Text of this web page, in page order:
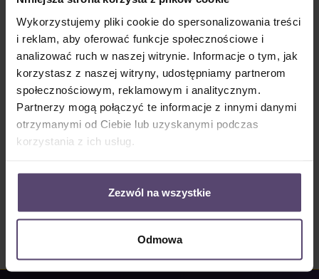
Wykorzystujemy pliki cookie do spersonalizowania treści
i reklam, aby oferować funkcje społecznościowe i
analizować ruch w naszej witrynie. Informacje o tym, jak
korzystasz z naszej witryny, udostępniamy partnerom
społecznościowym, reklamowym i analitycznym.
Partnerzy mogą połączyć te informacje z innymi danymi
otrzymanymi od Ciebie lub uzyskanymi podczas
korzystania z ich usług.
Zezwól na wszystkie
Odmowa
Ilość produktu: Wprowadź żądaną ilość lub użyj przycisków, aby zwiększyć lub
Do koszyka
Numer produktu:MU_LV_B0783_PG0
Opis